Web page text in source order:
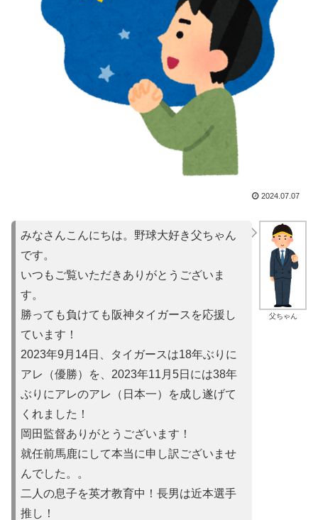
2024.07.07
父ちゃん
みなさんこんにちは。野球大好き父ちゃん
です。
いつもご覧いただきありがとうございま
す。
勝っても負けても阪神タイガースを応援し
ています！
2023年9月14日、タイガースは18年ぶりに
アレ（優勝）を 、2023年11月5日には38年
ぶりにアレのアレ（日本一）を成し遂げて
くれました！
岡田監督ありがとうございます！
就任前馬鹿にして本当に申し訳ございませ
んでした。。
二人の息子を英才教育中！長男は近本選手
推し！